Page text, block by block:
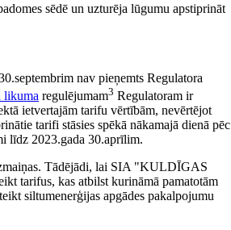
sēdē un uzturēja lūgumu apstiprināt
nav pieņemts Regulatora
likuma regulējumam3 Regulatoram ir
ietvertajām tarifu vērtībām, nevērtējot
tarifi stāsies spēkā nākamajā dienā pēc
līdz 2023.gada 30.aprīlim.
Tādējādi, lai SIA "KULDĪGAS
tarifus, kas atbilst kurināmā pamatotām
siltumenerģijas apgādes pakalpojumu